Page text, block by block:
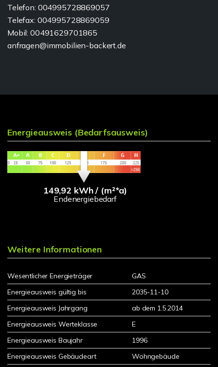
Telefon: 004995728869057
Telefax: 004995728869059
Mobil: 00491629701865
anfragen@immobilien-backert.de
Energieausweis (Bedarfsausweis)
149,92 kWh / (m²*a)
Endenergiebedarf
Weitere Informationen
Wesentlicher Energieträger
GAS
Energieausweis gültig bis
2035-11-10
Energieausweis Jahrgang
ab dem 1.5.2014
Energieausweis Werteklasse
E
Energieausweis Baujahr
1996
Energieausweis Gebäudeart
Wohngebäude